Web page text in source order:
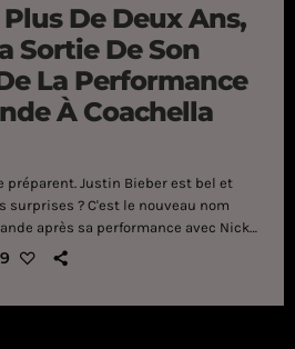
De Deux Ans,
Sortie De Son
La Performance
À Coachella
préparent. Justin Bieber est bel et
surprises ? C'est le nouveau nom
après sa performance avec Nicki
lors du premier week-end Coachella
nous avait déjà tout donné,